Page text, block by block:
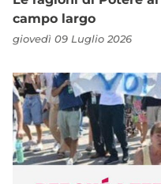
campo largo
giovedì 09 Luglio 2026